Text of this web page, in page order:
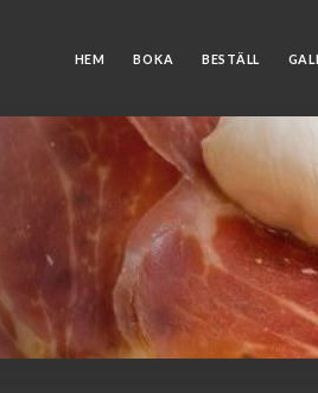
HEM BOKA BESTÄLL